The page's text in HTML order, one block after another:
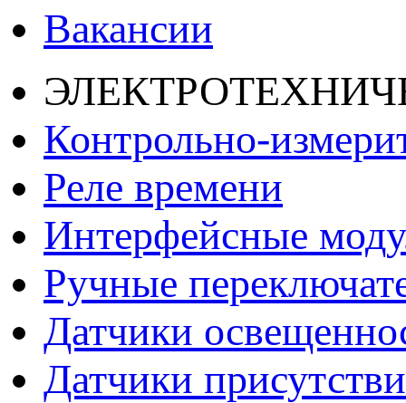
Вакансии
Контрольно-
Реле времени
Интерфейсные
Ручные
Датчики
Датчики